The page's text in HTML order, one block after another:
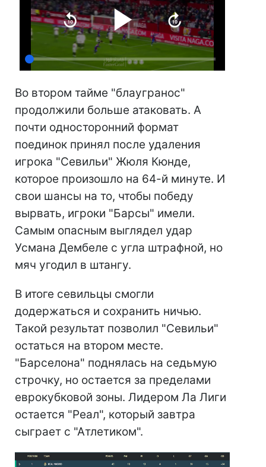
Во втором тайме "блаугранос"
продолжили больше атаковать. А
почти односторонний формат
поединок принял после удаления
игрока "Севильи" Жюля Кюнде,
которое произошло на 64-й минуте. И
свои шансы на то, чтобы победу
вырвать, игроки "Барсы" имели.
Самым опасным выглядел удар
Усмана Дембеле с угла штрафной, но
мяч угодил в штангу.
В итоге севильцы смогли
додержаться и сохранить ничью.
Такой результат позволил "Севильи"
остаться на втором месте.
"Барселона" поднялась на седьмую
строчку, но остается за пределами
еврокубковой зоны. Лидером Ла Лиги
остается "Реал", который завтра
сыграет с "Атлетиком".